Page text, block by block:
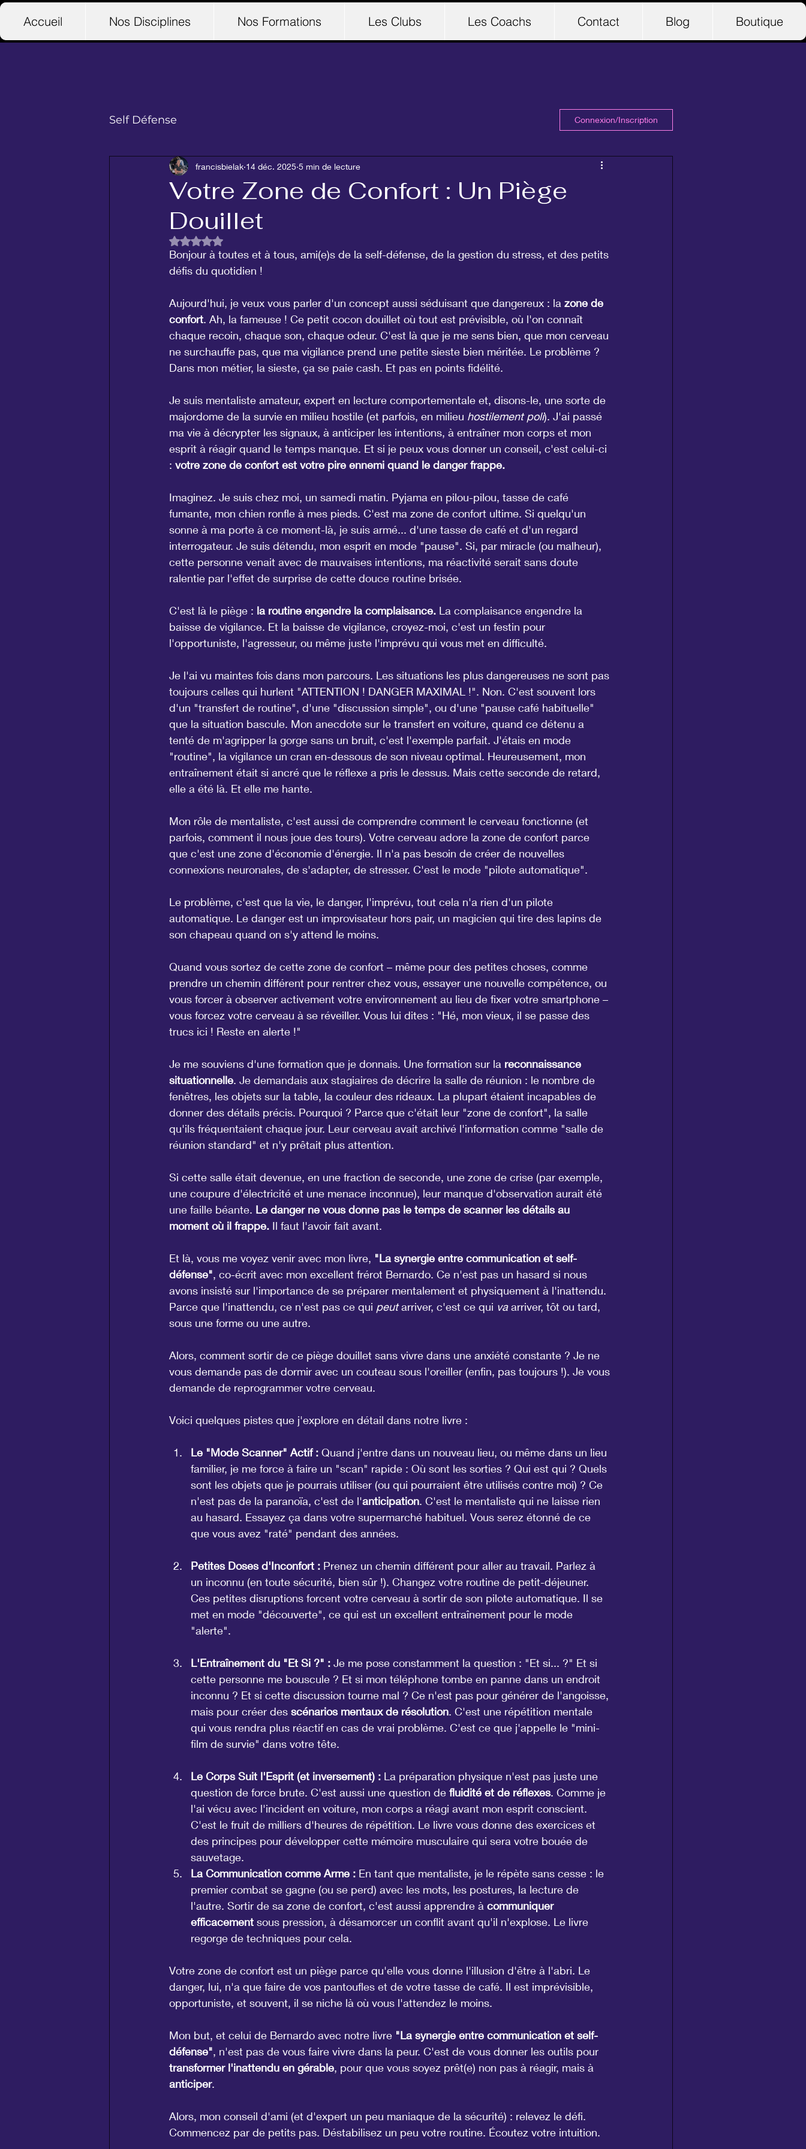
Accueil Nos Disciplines Nos Formations Les Clubs Les Coachs Contact Blog Boutique
Self Défense Connexion/Inscription
Votre Zone de Confort : Un Piège
Douillet
francisbielak 14 déc. 2025 5 min de lecture
Noté NaN étoiles sur 5.
Bonjour à toutes et à tous, ami(e)s de la self-défense, de la gestion du stress, et des petits
défis du quotidien !
Aujourd'hui, je veux vous parler d'un concept aussi séduisant que dangereux : la zone de
confort. Ah, la fameuse ! Ce petit cocon douillet où tout est prévisible, où l'on connaît
chaque recoin, chaque son, chaque odeur. C'est là que je me sens bien, que mon cerveau
ne surchauffe pas, que ma vigilance prend une petite sieste bien méritée. Le problème ?
Dans mon métier, la sieste, ça se paie cash. Et pas en points fidélité.
Je suis mentaliste amateur, expert en lecture comportementale et, disons-le, une sorte de
majordome de la survie en milieu hostile (et parfois, en milieu hostilement poli). J'ai passé
ma vie à décrypter les signaux, à anticiper les intentions, à entraîner mon corps et mon
esprit à réagir quand le temps manque. Et si je peux vous donner un conseil, c'est celui-ci
: votre zone de confort est votre pire ennemi quand le danger frappe.
Imaginez. Je suis chez moi, un samedi matin. Pyjama en pilou-pilou, tasse de café
fumante, mon chien ronfle à mes pieds. C'est ma zone de confort ultime. Si quelqu'un
sonne à ma porte à ce moment-là, je suis armé... d'une tasse de café et d'un regard
interrogateur. Je suis détendu, mon esprit en mode "pause". Si, par miracle (ou malheur),
cette personne venait avec de mauvaises intentions, ma réactivité serait sans doute
ralentie par l'effet de surprise de cette douce routine brisée.
C'est là le piège : la routine engendre la complaisance. La complaisance engendre la
baisse de vigilance. Et la baisse de vigilance, croyez-moi, c'est un festin pour
l'opportuniste, l'agresseur, ou même juste l'imprévu qui vous met en difficulté.
Je l'ai vu maintes fois dans mon parcours. Les situations les plus dangereuses ne sont pas
toujours celles qui hurlent "ATTENTION ! DANGER MAXIMAL !". Non. C'est souvent lors
d'un "transfert de routine", d'une "discussion simple", ou d'une "pause café habituelle"
que la situation bascule. Mon anecdote sur le transfert en voiture, quand ce détenu a
tenté de m'agripper la gorge sans un bruit, c'est l'exemple parfait. J'étais en mode
"routine", la vigilance un cran en-dessous de son niveau optimal. Heureusement, mon
entraînement était si ancré que le réflexe a pris le dessus. Mais cette seconde de retard,
elle a été là. Et elle me hante.
Mon rôle de mentaliste, c'est aussi de comprendre comment le cerveau fonctionne (et
parfois, comment il nous joue des tours). Votre cerveau adore la zone de confort parce
que c'est une zone d'économie d'énergie. Il n'a pas besoin de créer de nouvelles
connexions neuronales, de s'adapter, de stresser. C'est le mode "pilote automatique".
Le problème, c'est que la vie, le danger, l'imprévu, tout cela n'a rien d'un pilote
automatique. Le danger est un improvisateur hors pair, un magicien qui tire des lapins de
son chapeau quand on s'y attend le moins.
Quand vous sortez de cette zone de confort – même pour des petites choses, comme
prendre un chemin différent pour rentrer chez vous, essayer une nouvelle compétence, ou
vous forcer à observer activement votre environnement au lieu de fixer votre smartphone –
vous forcez votre cerveau à se réveiller. Vous lui dites : "Hé, mon vieux, il se passe des
trucs ici ! Reste en alerte !"
Je me souviens d'une formation que je donnais. Une formation sur la reconnaissance
situationnelle. Je demandais aux stagiaires de décrire la salle de réunion : le nombre de
fenêtres, les objets sur la table, la couleur des rideaux. La plupart étaient incapables de
donner des détails précis. Pourquoi ? Parce que c'était leur "zone de confort", la salle
qu'ils fréquentaient chaque jour. Leur cerveau avait archivé l'information comme "salle de
réunion standard" et n'y prêtait plus attention.
Si cette salle était devenue, en une fraction de seconde, une zone de crise (par exemple,
une coupure d'électricité et une menace inconnue), leur manque d'observation aurait été
une faille béante. Le danger ne vous donne pas le temps de scanner les détails au
moment où il frappe. Il faut l'avoir fait avant.
Et là, vous me voyez venir avec mon livre, "La synergie entre communication et self-
défense", co-écrit avec mon excellent frérot Bernardo. Ce n'est pas un hasard si nous
avons insisté sur l'importance de se préparer mentalement et physiquement à l'inattendu.
Parce que l'inattendu, ce n'est pas ce qui peut arriver, c'est ce qui va arriver, tôt ou tard,
sous une forme ou une autre.
Alors, comment sortir de ce piège douillet sans vivre dans une anxiété constante ? Je ne
vous demande pas de dormir avec un couteau sous l'oreiller (enfin, pas toujours !). Je vous
demande de reprogrammer votre cerveau.
Voici quelques pistes que j'explore en détail dans notre livre :
Le "Mode Scanner" Actif : Quand j'entre dans un nouveau lieu, ou même dans un lieu
familier, je me force à faire un "scan" rapide : Où sont les sorties ? Qui est qui ? Quels
sont les objets que je pourrais utiliser (ou qui pourraient être utilisés contre moi) ? Ce
n'est pas de la paranoïa, c'est de l'anticipation. C'est le mentaliste qui ne laisse rien
au hasard. Essayez ça dans votre supermarché habituel. Vous serez étonné de ce
que vous avez "raté" pendant des années.
Petites Doses d'Inconfort : Prenez un chemin différent pour aller au travail. Parlez à
un inconnu (en toute sécurité, bien sûr !). Changez votre routine de petit-déjeuner.
Ces petites disruptions forcent votre cerveau à sortir de son pilote automatique. Il se
met en mode "découverte", ce qui est un excellent entraînement pour le mode
"alerte".
L'Entraînement du "Et Si ?" : Je me pose constamment la question : "Et si... ?" Et si
cette personne me bouscule ? Et si mon téléphone tombe en panne dans un endroit
inconnu ? Et si cette discussion tourne mal ? Ce n'est pas pour générer de l'angoisse,
mais pour créer des scénarios mentaux de résolution. C'est une répétition mentale
qui vous rendra plus réactif en cas de vrai problème. C'est ce que j'appelle le "mini-
film de survie" dans votre tête.
Le Corps Suit l'Esprit (et inversement) : La préparation physique n'est pas juste une
question de force brute. C'est aussi une question de fluidité et de réflexes. Comme je
l'ai vécu avec l'incident en voiture, mon corps a réagi avant mon esprit conscient.
C'est le fruit de milliers d'heures de répétition. Le livre vous donne des exercices et
des principes pour développer cette mémoire musculaire qui sera votre bouée de
sauvetage.
La Communication comme Arme : En tant que mentaliste, je le répète sans cesse : le
premier combat se gagne (ou se perd) avec les mots, les postures, la lecture de
l'autre. Sortir de sa zone de confort, c'est aussi apprendre à communiquer
efficacement sous pression, à désamorcer un conflit avant qu'il n'explose. Le livre
regorge de techniques pour cela.
Votre zone de confort est un piège parce qu'elle vous donne l'illusion d'être à l'abri. Le
danger, lui, n'a que faire de vos pantoufles et de votre tasse de café. Il est imprévisible,
opportuniste, et souvent, il se niche là où vous l'attendez le moins.
Mon but, et celui de Bernardo avec notre livre "La synergie entre communication et self-
défense", n'est pas de vous faire vivre dans la peur. C'est de vous donner les outils pour
transformer l'inattendu en gérable, pour que vous soyez prêt(e) non pas à réagir, mais à
anticiper.
Alors, mon conseil d'ami (et d'expert un peu maniaque de la sécurité) : relevez le défi.
Commencez par de petits pas. Déstabilisez un peu votre routine. Écoutez votre intuition.